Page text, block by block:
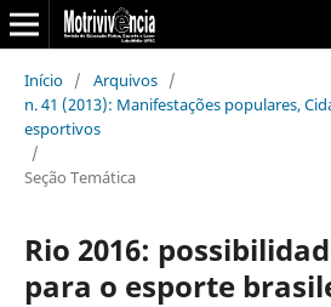
Início / Arquivos /
n. 41 (2013): Manifestações populares,
esportivos
/
Seção Temática
Rio 2016:
para o esporte